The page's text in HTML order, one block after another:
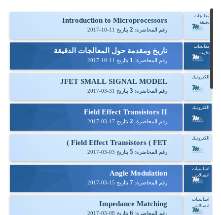
معالجات
دقيقة
Introduction to Microprocessors
رقم المحاضرة: 2 بتاريخ 2017-10-11
معالجات
دقيقة
تاريخ ومقدمة حول المعالجات الدقيقة
رقم المحاضرة: 1 بتاريخ 2017-10-11
الكترونيك
JFET SMALL SIGNAL MODEL
رقم المحاضرة: 3 بتاريخ 2017-03-31
الكترونيك
Field Effect Transistors II
رقم المحاضرة: 2 بتاريخ 2017-03-17
الكترونيك
Field Effect Transistors ( FET )
رقم المحاضرة: 5 بتاريخ 2017-03-03
اساسيات
اتصالات
Angle Modulation
رقم المحاضرة:7 بتاريخ 2017-03-15
اساسيات
اتصالات
Impedance Matching
رقم المحاضرة: 6 بتاريخ 2017-03-08